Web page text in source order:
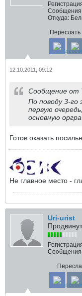
Откуда:
12.10.2011, 09:12
Сообщение от
По поводу 3-
первую
основную
Готов оказать
Не главное место -
Uri-urist